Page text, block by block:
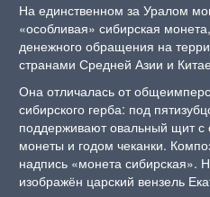
На единственном за Уралом
«особливая» сибирская
денежного обращения на
странами Средней Азии и
Она отличалась от
сибирского герба: под
поддерживают овальный щит с
монеты и годом чеканки.
надпись «монета сибирская».
изображён царский вензель